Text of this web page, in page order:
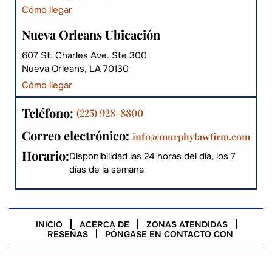
Cómo llegar
Nueva Orleans Ubicación
607 St. Charles Ave. Ste 300
Nueva Orleans, LA 70130
Cómo llegar
Teléfono: (225) 928-8800
Correo electrónico: info@murphylawfirm.com
Horario:Disponibilidad las 24 horas del día, los 7
días de la semana
INICIO ACERCA DE
ZONAS ATENDIDAS
RESEÑAS
PÓNGASE EN CONTACTO CON